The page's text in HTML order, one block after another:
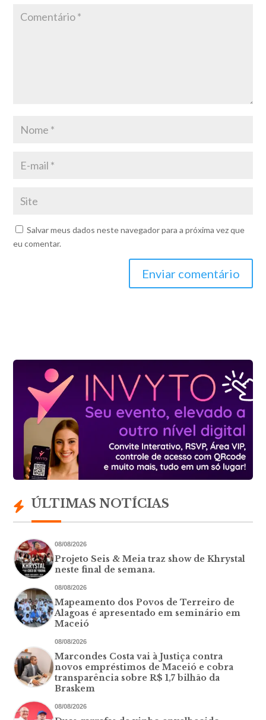
Salvar meus dados neste navegador para a próxima vez que
eu comentar.
Enviar comentário
ÚLTIMAS NOTÍCIAS
08/08/2026
Projeto Seis & Meia traz show de Khrystal
neste final de semana.
08/08/2026
Mapeamento dos Povos de Terreiro de
Alagoas é apresentado em seminário em
Maceió
08/08/2026
Marcondes Costa vai à Justiça contra
novos empréstimos de Maceió e cobra
transparência sobre R$ 1,7 bilhão da
Braskem
08/08/2026